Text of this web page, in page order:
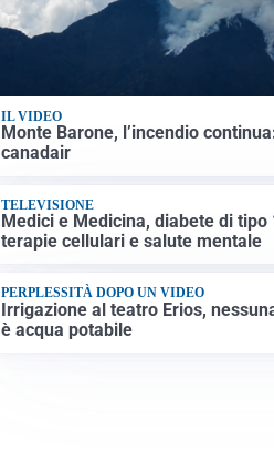
IL VIDEO
Monte Barone, l’incendio
canadair
TELEVISIONE
Medici e Medicina, diabete di tipo
terapie cellulari e salute mentale
PERPLESSITÀ DOPO UN VIDEO
Irrigazione al teatro Erios,
è acqua potabile